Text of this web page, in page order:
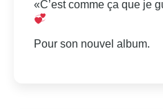
«C’est comme ça que je
Pour son nouvel album.